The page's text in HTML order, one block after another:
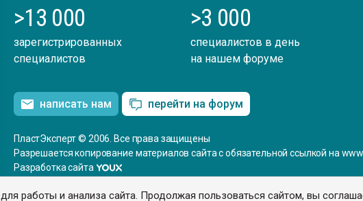
для работы и анализа сайта. Продолжая пользоваться сайтом, вы
>13 000
зарегистрированных
специалистов
>3 000
специалистов в день
на нашем форуме
написать нам перейти на форум
ПластЭксперт © 2006. Все права защищены
Разрешается копирование материалов сайта с обязательной ссылкой на
Разработка сайта